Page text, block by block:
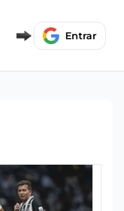
Entrar